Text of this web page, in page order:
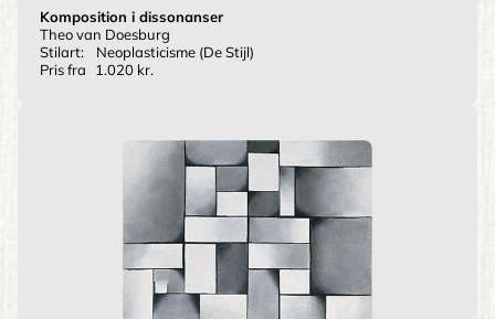
Komposition i dissonanser
Theo van Doesburg
Stilart:
Neoplasticisme (De Stijl)
Pris fra
1.020 kr.